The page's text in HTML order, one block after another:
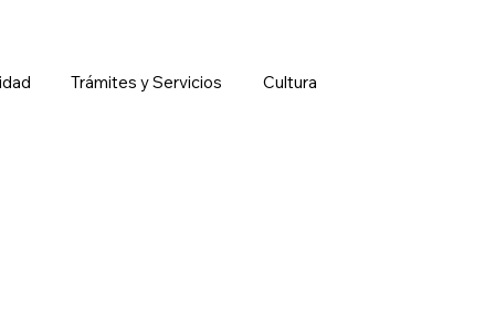
Trámites y Servicios Cultura